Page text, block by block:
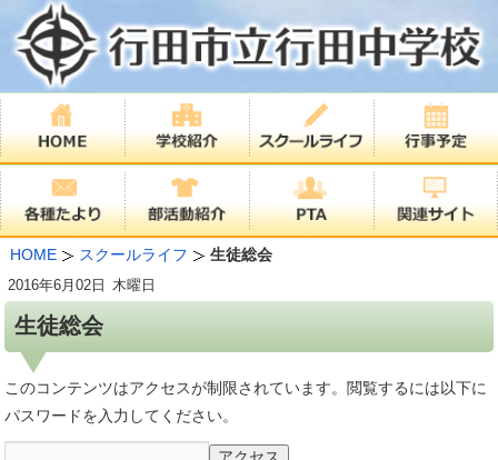
HOME スクールライフ 生徒総会
生徒総会
2016年6月02日 木曜日
このコンテンツはアクセスが制限されています。閲覧するには以下に
パスワードを入力してください。